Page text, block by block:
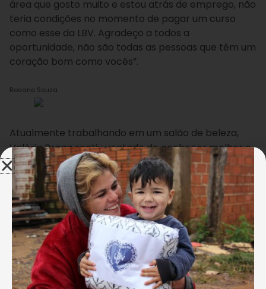
área que gosto muito e estou atrás de emprego, não
teria condições no momento de pagar um curso
como esse da LBV. Agradeço a todos a
oportunidade, não são todas as pessoas que têm um
coração bom como vocês”.
Rosane Souza
Atualmente trabalhando em um salão de beleza,
Valéria Bragasentiu vontade de conhecer melhor o
mundo digital: “escolhi esse curso porque as pessoas
que convivo sabem mexere eu não sabianada. O
curso foi excelente! Hojejá me vejo em casa,
mexendo sozinha no computador. Gostei muito do
curso. Conheci o trabalho da LBV através da minha
mãe que fez curso de arranjos florais. Eu não teria
condições de pagar um curso particular e pretendo
fazer mais cursos. Vou até comprar um celular novo
pra divulgar meu trabalho no salão, as unhas